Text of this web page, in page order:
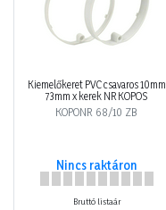
Kiemelőkeret PVC csavaros 10mm
73mm x kerek NR KOPOS
KOPONR 68/10 ZB
Nincs raktáron
Bruttó listaár